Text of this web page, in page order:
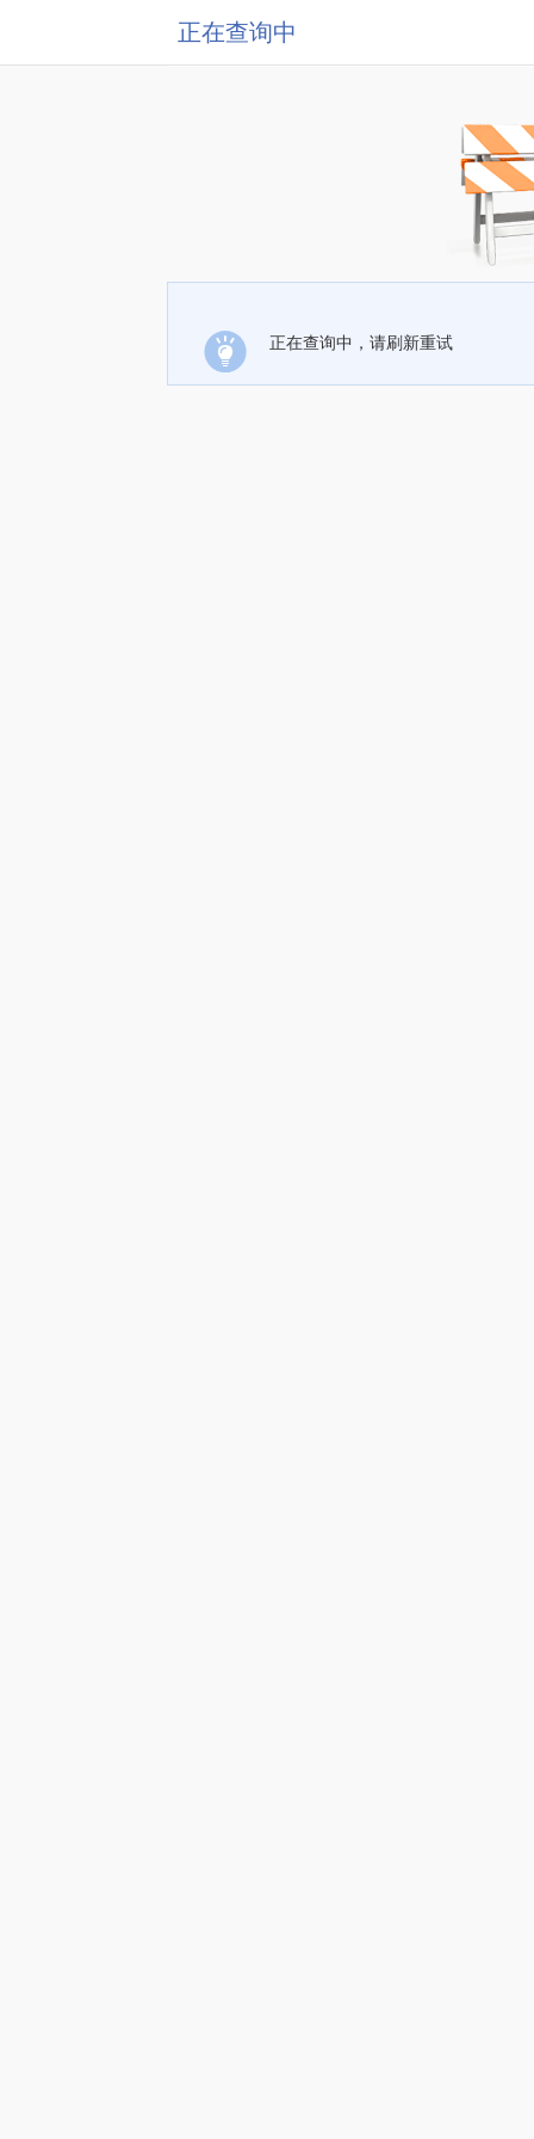
正在查询中
正在查询中，请刷新重试